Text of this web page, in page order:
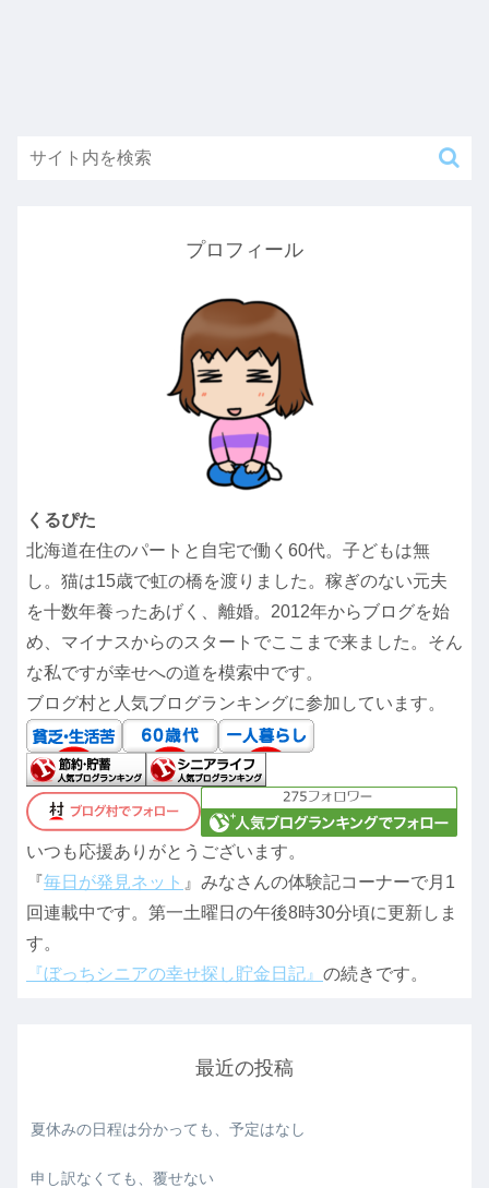
プロフィール
くるぴた
北海道在住のパートと自宅で働く60代。子どもは無
し。猫は15歳で虹の橋を渡りました。稼ぎのない元夫
を十数年養ったあげく、離婚。2012年からブログを始
め、マイナスからのスタートでここまで来ました。そん
な私ですが幸せへの道を模索中です。
ブログ村と人気ブログランキングに参加しています。
いつも応援ありがとうございます。
『毎日が発見ネット 』みなさんの体験記コーナーで月1
回連載中です。第一土曜日の午後8時30分頃に更新しま
す。
『ぼっちシニアの幸せ探し貯金日記』 の続きです。
最近の投稿
夏休みの日程は分かっても、予定はなし
申し訳なくても、覆せない